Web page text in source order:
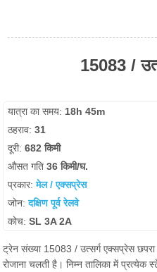
15083 /
यात्रा का समय: 18h 45m
ठहराव:31
दूरी:682 किमी
औसत गति36 किमी/घ.
प्रकार:मेल / एक्सप्रेस
जोन:दक्षिण पूर्व रेलवे
कोच:SL 3A 2A
ट्रेन संख्या 15083 / उत्सर्ग एक्सप्रेस
रोजाना चलती है। निम्न तालिका में